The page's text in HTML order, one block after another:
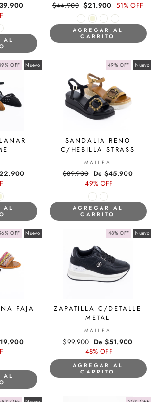
AL
Precio
$44.900 Precio
de
oferta
$21.900 51% OFF
AGREGAR AL
CARRITO
OFF Nuevo
AL
49% OFF Nuevo
SANDALIA RENO
C/HEBILLA STRASS
MAILEA
Precio
habitual
$89.900 Precio
de
oferta
De $45.900
49% OFF
AGREGAR AL
CARRITO
OFF Nuevo
FAJA
AL
48% OFF Nuevo
ZAPATILLA C/DETALLE
METAL
MAILEA
Precio
habitual
$99.900 Precio
de
oferta
De $51.900
48% OFF
AGREGAR AL
CARRITO